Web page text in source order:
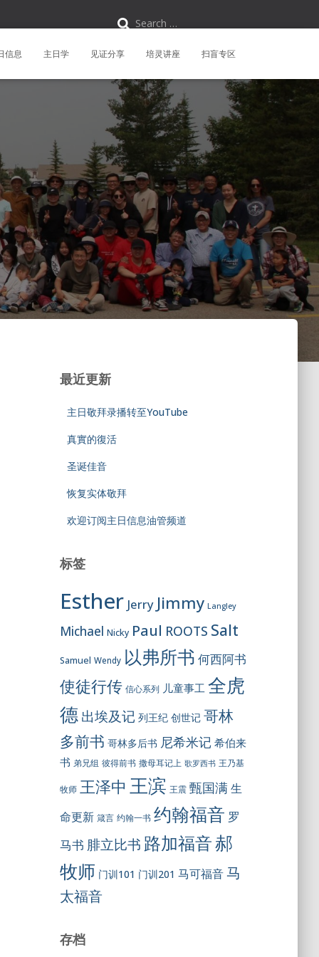
f
r
Search …
信息 主日学 见证分享 培灵讲座 扫盲专区
最近更新
主日敬拜录播转至YouTube
真實的復活
圣诞佳音
恢复实体敬拜
欢迎订阅主日信息油管频道
标签
Esther Jerry Jimmy Langley
Michael Nicky Paul ROOTS Salt
Samuel Wendy 以弗所书 何西阿书
使徒行传 信心系列 儿童事工 全虎
德 出埃及记 列王纪 创世记 哥林
多前书 哥林多后书 尼希米记 希伯来
书 弟兄组 彼得前书 撒母耳记上 歌罗西书 王乃基
牧师 王泽中 王滨 王震 甄国满 生
命更新 箴言 约翰一书 约翰福音 罗
马书 腓立比书 路加福音郝
牧师 门训101 门训201 马可福音 马
太福音
存档